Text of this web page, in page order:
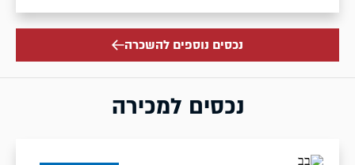
נכסים נוספים להשכרה
נכסים למכירה